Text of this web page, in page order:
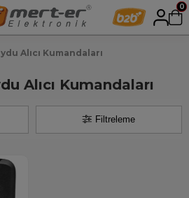
0
Alıcı Kumandaları
Alıcı Kumandaları
Filtreleme